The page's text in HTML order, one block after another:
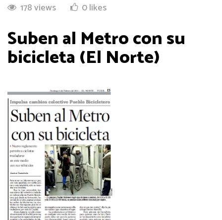
178 views
0 likes
Suben al Metro con su
bicicleta (El Norte)